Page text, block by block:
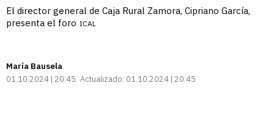
El director general de Caja Rural Zamora, Cipriano García,
presenta el foro ICAL
María Bausela
01.10.2024 | 20:45 Actualizado: 01.10.2024 | 20:45